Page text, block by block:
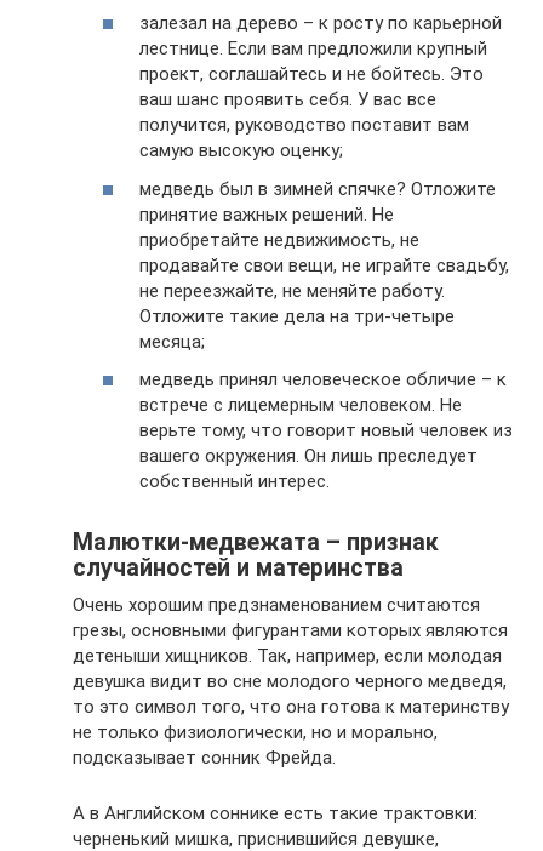
залезал на дерево – к росту по карьерной
лестнице. Если вам предложили крупный
проект, соглашайтесь и не бойтесь. Это
ваш шанс проявить себя. У вас все
получится, руководство поставит вам
самую высокую оценку;
медведь был в зимней спячке? Отложите
принятие важных решений. Не
приобретайте недвижимость, не
продавайте свои вещи, не играйте свадьбу,
не переезжайте, не меняйте работу.
Отложите такие дела на три-четыре
месяца;
медведь принял человеческое обличие – к
встрече с лицемерным человеком. Не
верьте тому, что говорит новый человек из
вашего окружения. Он лишь преследует
собственный интерес.
Малютки-медвежата – признак
случайностей и материнства
Очень хорошим предзнаменованием считаются
грезы, основными фигурантами которых являются
детеныши хищников. Так, например, если молодая
девушка видит во сне молодого черного медведя,
то это символ того, что она готова к материнству
не только физиологически, но и морально,
подсказывает сонник Фрейда.
А в Английском соннике есть такие трактовки:
черненький мишка, приснившийся девушке,